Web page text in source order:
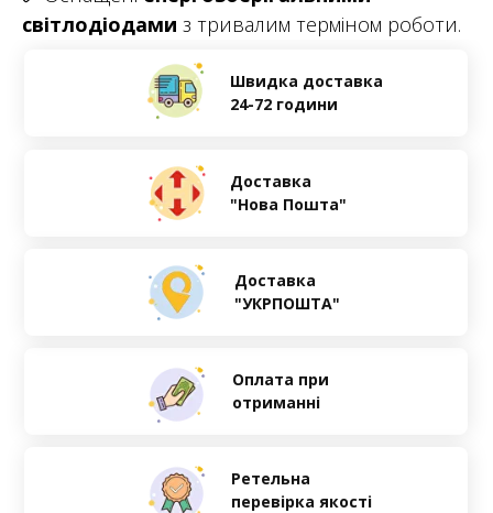
світлодіодами з тривалим терміном роботи.
Оплата при
отриманні
Ретельна
перевірка якості
Швидка доставка
24-72 години
Доставка
"Нова Пошта"
Доставка
"УКРПОШТА"